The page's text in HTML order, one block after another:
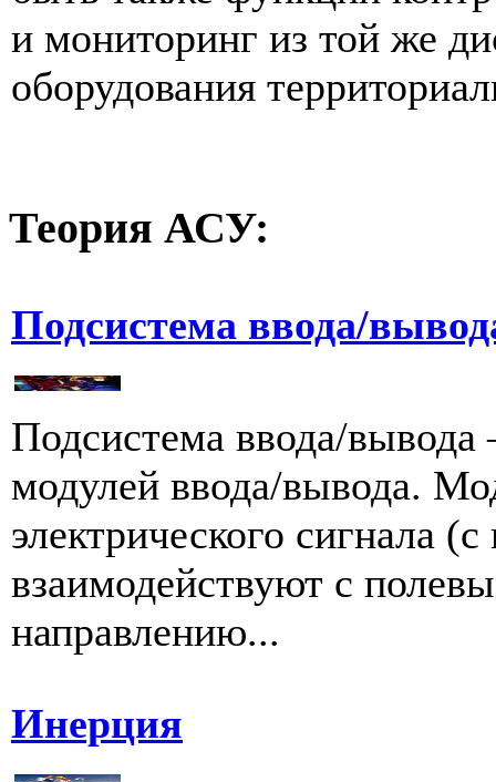
и мониторинг из той же
оборудования
Теория АСУ:
Подсистема ввода/
Подсистема ввода/вывода
модулей ввода/вывода.
электрического сигнала
взаимодействуют с
направлению...
Инерция